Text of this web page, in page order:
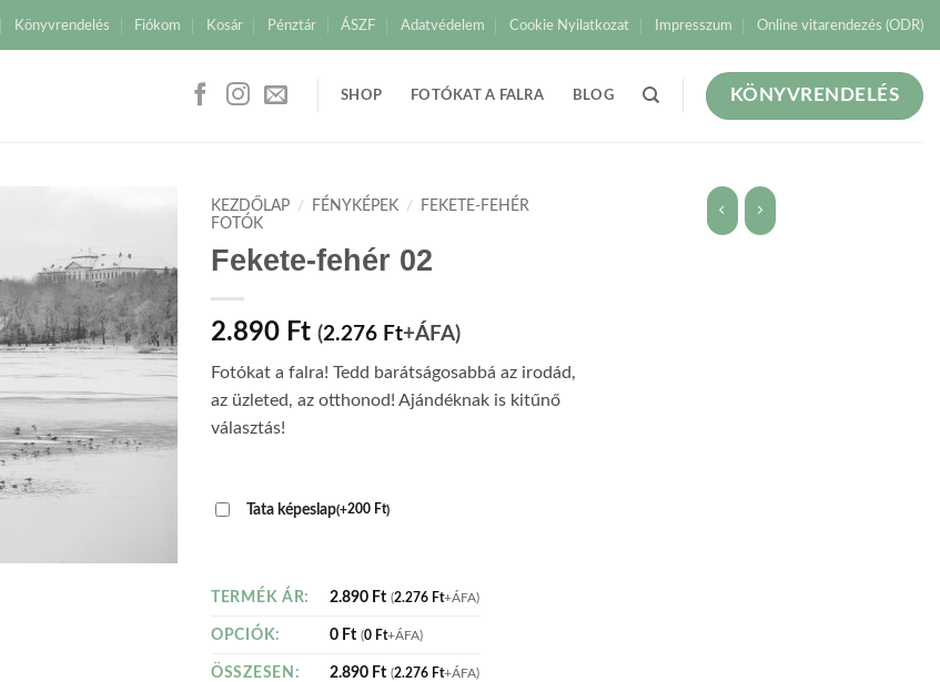
Könyvrendelés Fiókom Kosár Pénztár ÁSZF Adatvédelem Cookie Nyilatkozat Impresszum Online vitarendezés (ODR)
SHOP FOTÓKAT A FALRA BLOG KÖNYVRENDELÉS
KEZDŐLAP / FÉNYKÉPEK /
FEKETE-FEHÉR
FOTÓK
Fekete-fehér 02
2.890 Ft (2.276 Ft+ÁFA)
Fotókat a falra! Tedd barátságosabbá az irodád,
az üzleted, az otthonod! Ajándéknak is kitűnő
választás!
Tata képeslap(+200 Ft)
TERMÉK ÁR: 2.890 Ft (2.276 Ft+ÁFA)
OPCIÓK: 0 Ft (0 Ft+ÁFA)
ÖSSZESEN: 2.890 Ft (2.276 Ft+ÁFA)